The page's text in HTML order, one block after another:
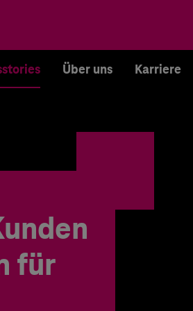
Über uns Karriere
für